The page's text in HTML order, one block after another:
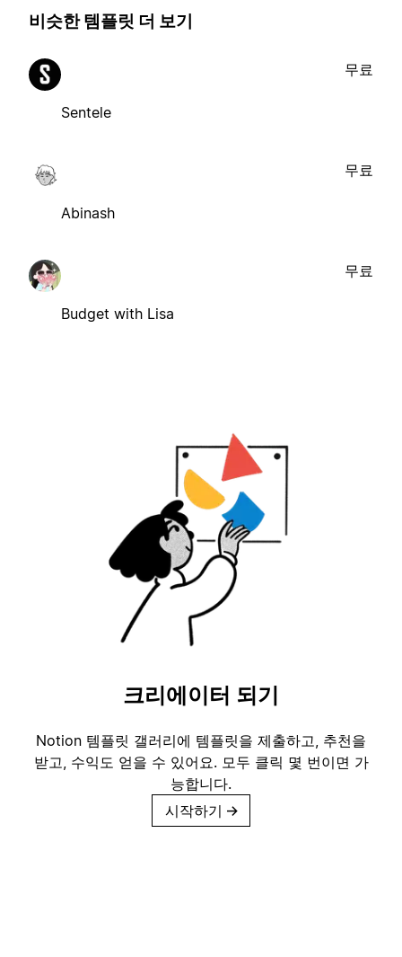
비슷한 템플릿 더 보기
Sentele
무료
Abinash
무료
Budget with Lisa
무료
크리에이터 되기
Notion 템플릿 갤러리에 템플릿을 제출하고, 추천을
받고, 수익도 얻을 수 있어요. 모두 클릭 몇 번이면 가
능합니다.
시작하기 →